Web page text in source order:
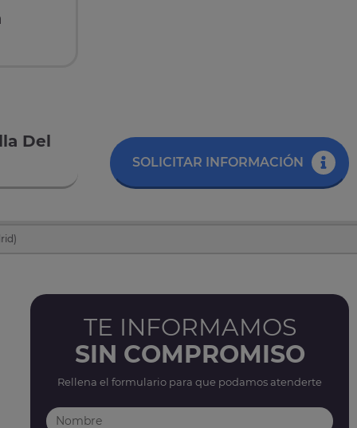
Del
SOLICITAR INFORMACIÓN
TE INFORMAMOS
SIN COMPROMISO
Rellena el formulario para que podamos atenderte